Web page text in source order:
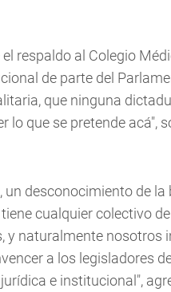
respaldo al Colegio
de parte del
que ninguna
lo que se pretende acá",
un desconocimiento de la
cualquier colectivo
y naturalmente nosotros
a los legisladores
e institucional",